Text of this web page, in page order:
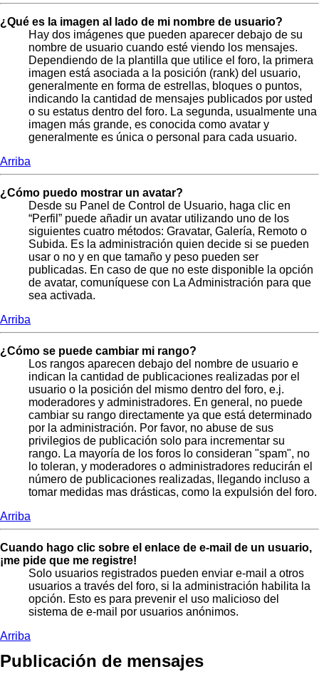
¿Qué es la imagen al lado de mi nombre de usuario?
Hay dos imágenes que pueden aparecer debajo de su
nombre de usuario cuando esté viendo los mensajes.
Dependiendo de la plantilla que utilice el foro, la primera
imagen está asociada a la posición (rank) del usuario,
generalmente en forma de estrellas, bloques o puntos,
indicando la cantidad de mensajes publicados por usted
o su estatus dentro del foro. La segunda, usualmente una
imagen más grande, es conocida como avatar y
generalmente es única o personal para cada usuario.
Arriba
¿Cómo puedo mostrar un avatar?
Desde su Panel de Control de Usuario, haga clic en
“Perfil” puede añadir un avatar utilizando uno de los
siguientes cuatro métodos: Gravatar, Galería, Remoto o
Subida. Es la administración quien decide si se pueden
usar o no y en que tamaño y peso pueden ser
publicadas. En caso de que no este disponible la opción
de avatar, comuníquese con La Administración para que
sea activada.
Arriba
¿Cómo se puede cambiar mi rango?
Los rangos aparecen debajo del nombre de usuario e
indican la cantidad de publicaciones realizadas por el
usuario o la posición del mismo dentro del foro, e.j.
moderadores y administradores. En general, no puede
cambiar su rango directamente ya que está determinado
por la administración. Por favor, no abuse de sus
privilegios de publicación solo para incrementar su
rango. La mayoría de los foros lo consideran "spam", no
lo toleran, y moderadores o administradores reducirán el
número de publicaciones realizadas, llegando incluso a
tomar medidas mas drásticas, como la expulsión del foro.
Arriba
Cuando hago clic sobre el enlace de e-mail de un usuario,
¡me pide que me registre!
Solo usuarios registrados pueden enviar e-mail a otros
usuarios a través del foro, si la administración habilita la
opción. Esto es para prevenir el uso malicioso del
sistema de e-mail por usuarios anónimos.
Arriba
Publicación de mensajes